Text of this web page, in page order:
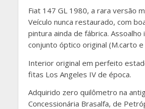
Fiat 147 GL 1980, a rara versão
Veículo nunca restaurado, com
pintura ainda de fábrica. Assoalho
conjunto óptico original (M.carto e
Interior original em perfeito
fitas Los Angeles IV de época.
Adquirido zero quilômetro na
Concessionária Brasalfa, de